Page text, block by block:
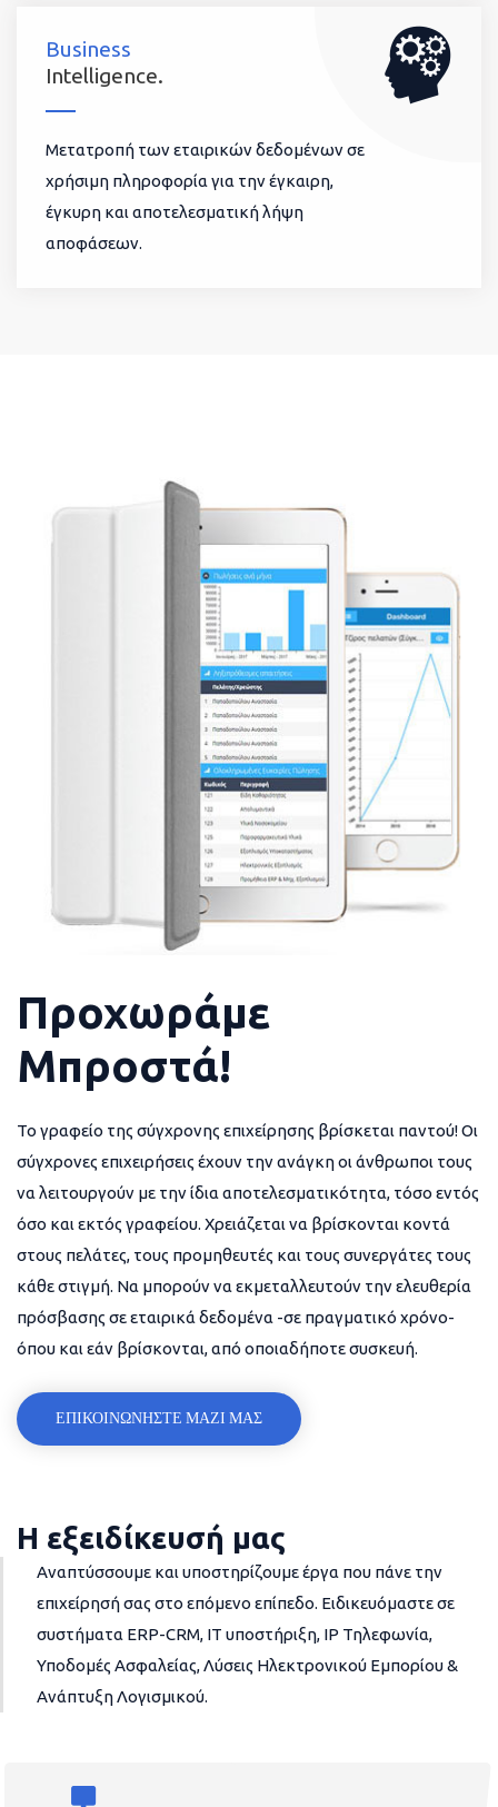
Business
Intelligence.
Μετατροπή των εταιρικών δεδομένων σε
χρήσιμη πληροφορία για την έγκαιρη,
έγκυρη και αποτελεσματική λήψη
αποφάσεων.
Προχωράμε
Μπροστά!
Το γραφείο της σύγχρονης επιχείρησης βρίσκεται παντού! Οι
σύγχρονες επιχειρήσεις έχουν την ανάγκη οι άνθρωποι τους
να λειτουργούν με την ίδια αποτελεσματικότητα, τόσο εντός
όσο και εκτός γραφείου. Χρειάζεται να βρίσκονται κοντά
στους πελάτες, τους προμηθευτές και τους συνεργάτες τους
κάθε στιγμή. Να μπορούν να εκμεταλλευτούν την ελευθερία
πρόσβασης σε εταιρικά δεδομένα -σε πραγματικό χρόνο-
όπου και εάν βρίσκονται, από οποιαδήποτε συσκευή.
ΕΠΙΚΟΙΝΩΝΗΣΤΕ ΜΑΖΙ ΜΑΣ
Η εξειδίκευσή μας
Αναπτύσσουμε και υποστηρίζουμε έργα που πάνε την
επιχείρησή σας στο επόμενο επίπεδο. Ειδικευόμαστε σε
συστήματα ERP-CRM, IT υποστήριξη, IP Τηλεφωνία,
Υποδομές Ασφαλείας, Λύσεις Ηλεκτρονικού Εμπορίου &
Ανάπτυξη Λογισμικού.